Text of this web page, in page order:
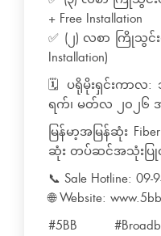
+ Free Installation
✅ (၂) လစာ ကြိုသွင်
Installation)
🗓 ပရိုမိုးရှင်းကာလ
ရက်၊ မတ်လ ၂၀၂၆
မြန်မာ့အမြန်ဆုံး
ဆုံး တပ်ဆင်အသုံးပြု
📞 Sale Hotline:
🌐 Website:
#5BB